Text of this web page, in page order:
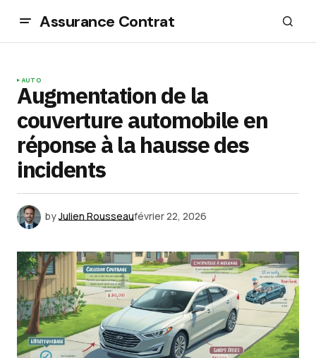
Assurance Contrat
AUTO
Augmentation de la
couverture automobile en
réponse à la hausse des
incidents
byJulien Rousseaufévrier 22, 2026